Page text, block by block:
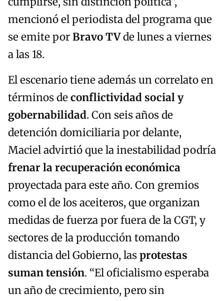
mencionó el periodista del programa que
se emite porBravo TVde lunes a viernes
a las 18.
El escenario tiene además un correlato en
términos deconflictividad social y
gobernabilidad. Con seis años de
detención domiciliaria por delante,
Maciel advirtió que la inestabilidad podría
frenar la recuperación económica
proyectada para este año. Con gremios
como el de los aceiteros, que organizan
medidas de fuerza por fuera de la CGT, y
sectores de la producción tomando
distancia del Gobierno, lasprotestas
suman tensión. “El oficialismo esperaba
un año de crecimiento, pero sin